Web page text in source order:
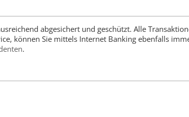
abgesichert und geschützt. Alle
können Sie mittels Internet Banking ebenfalls
.